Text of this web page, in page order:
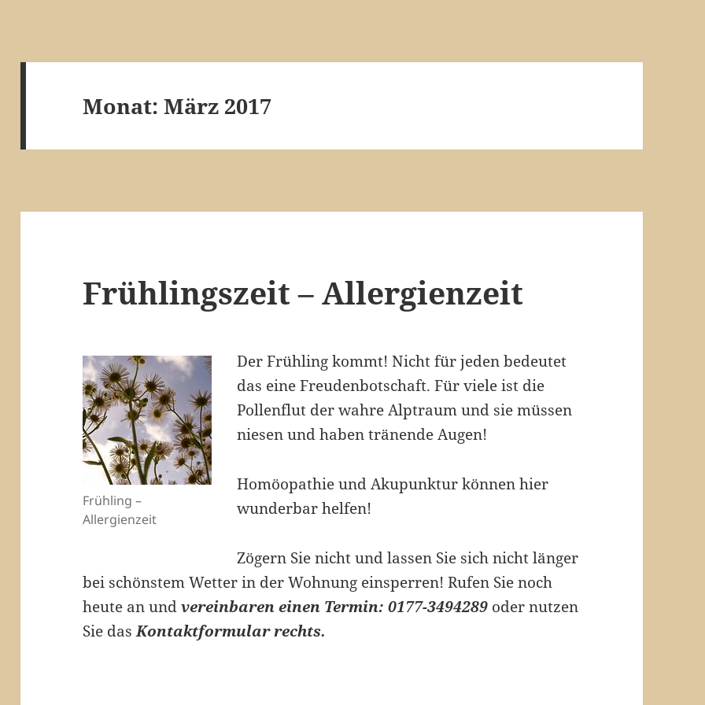
Monat:März 2017
Frühlingszeit – Allergienzeit
Frühling –
Allergienzeit
Der Frühling kommt! Nicht für jeden bedeutet
das eine Freudenbotschaft. Für viele ist die
Pollenflut der wahre Alptraum und sie müssen
niesen und haben tränende Augen!
Homöopathie und Akupunktur können hier
wunderbar helfen!
Zögern Sie nicht und lassen Sie sich nicht länger
bei schönstem Wetter in der Wohnung einsperren! Rufen Sie noch
heute an undvereinbaren einen Termin: 0177-3494289 oder nutzen
Sie dasKontaktformular rechts.